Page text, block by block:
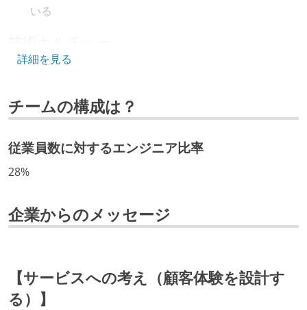
いる
取締役（社内）または執行役員として、エンジニアリ
Slack等で、最新技術の良し悪しをメンバーがよく会話
している
開発メンバーの裁量
タスクの見積もりは、実装を担当するメンバーが中心
ながら、納期または盛り込む機能を柔軟に調整する形
で行う
詳細を見る
チームの構成は？
従業員数に対するエンジニア比率
28%
企業からのメッセージ
【サービスへの考え（顧客体験を設計す
る）】